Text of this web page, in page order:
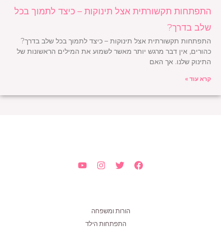
התפתחות תקשורתית אצל תינוקות – כיצד לתמוך בכל
שלב בדרך?
התפתחות תקשורתית אצל תינוקות – כיצד לתמוך בכל שלב בדרך?
כהורים, אין דבר מרגש יותר מאשר לשמוע את המילים הראשונות של
התינוק שלנו. אך האם
קרא עוד »
הורות ומשפחה
התפתחות הילד